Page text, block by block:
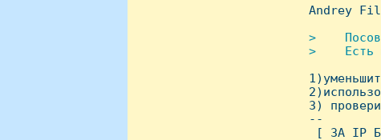
Andrey
>
>    Есть
3)
--
[ ЗА IP